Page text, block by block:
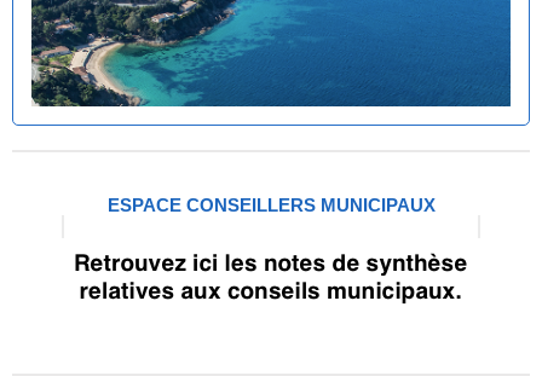
ESPACE CONSEILLERS MUNICIPAUX